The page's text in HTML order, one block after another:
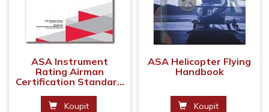
ASA Instrument
Rating Airman
Certification Standar...
Koupit
ASA Helicopter Flying
Handbook
Koupit